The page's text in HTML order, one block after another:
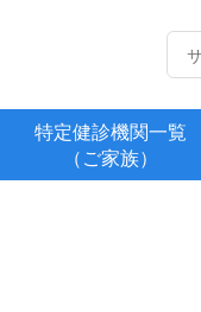
特定健診機関一覧
（ご家族）